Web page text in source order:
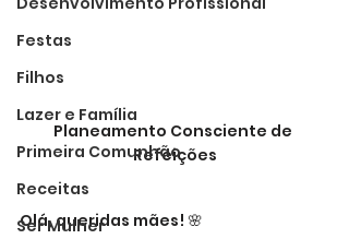
Festas
Filhos
Lazer e Família
Primeira Comunhão
Receitas
Ser Mulher
Planeamento Consciente de
Refeições
Olá, queridas mães! 🌸